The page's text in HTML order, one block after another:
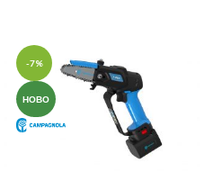
-7%
НОВО